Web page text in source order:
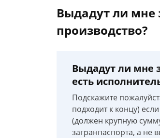
Выдадут ли мне
производство?
Выдадут ли мне
есть
Подскажите
подходит к концу)
(должен крупную
загранпаспорта, а не